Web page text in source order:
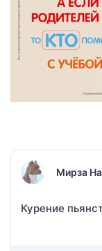
Мирза
Курение